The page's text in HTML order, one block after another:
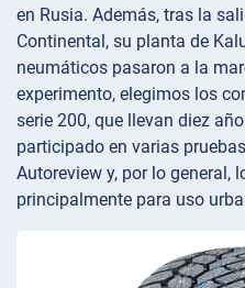
en Rusia. Además, tras la
Continental, su planta de
neumáticos pasaron a la
experimento, elegimos los
serie 200, que llevan diez
participado en varias
Autoreview y, por lo general,
principalmente para uso